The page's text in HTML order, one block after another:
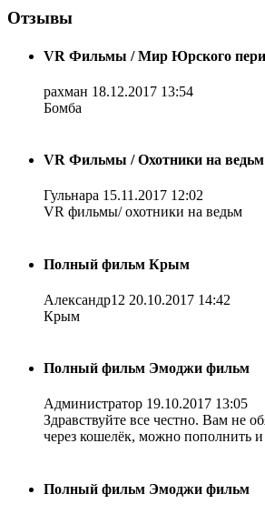
Отзывы
VR Фильмы / Мир Юрского
рахман 18.12.2017 13:54
Бомба
VR Фильмы / Охотники на ведьм
Гульнара 15.11.2017 12:02
VR фильмы/ охотники на ведьм
Полный фильм Крым
Александр12 20.10.2017 14:42
Крым
Полный фильм Эмоджи фильм
Администратор 19.10.2017 13:05
Здравствуйте все честно. Вам не
через кошелёк, можно пополнить
Полный фильм Эмоджи фильм